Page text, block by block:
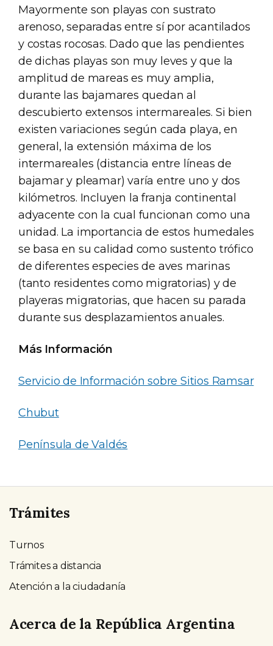
Mayormente son playas con sustrato
arenoso, separadas entre sí por acantilados
y costas rocosas. Dado que las pendientes
de dichas playas son muy leves y que la
amplitud de mareas es muy amplia,
durante las bajamares quedan al
descubierto extensos intermareales. Si bien
existen variaciones según cada playa, en
general, la extensión máxima de los
intermareales (distancia entre líneas de
bajamar y pleamar) varía entre uno y dos
kilómetros. Incluyen la franja continental
adyacente con la cual funcionan como una
unidad. La importancia de estos humedales
se basa en su calidad como sustento trófico
de diferentes especies de aves marinas
(tanto residentes como migratorias) y de
playeras migratorias, que hacen su parada
durante sus desplazamientos anuales.
Más Información
Servicio de Información sobre Sitios Ramsar
Chubut
Península de Valdés
Trámites
Turnos
Trámites a distancia
Atención a la ciudadanía
Acerca de la República Argentina